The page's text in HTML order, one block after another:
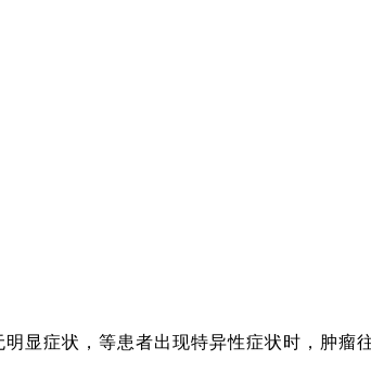
显症状，等患者出现特异性症状时，肿瘤